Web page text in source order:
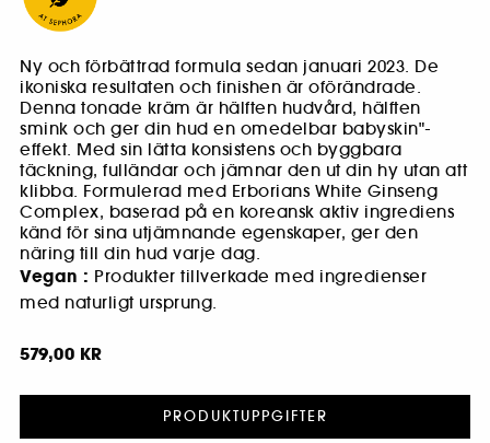
Ny och förbättrad formula sedan januari 2023. De
ikoniska resultaten och finishen är oförändrade.
Denna tonade kräm är hälften hudvård, hälften
smink och ger din hud en omedelbar babyskin"-
effekt. Med sin lätta konsistens och byggbara
täckning, fulländar och jämnar den ut din hy utan att
klibba. Formulerad med Erborians White Ginseng
Complex, baserad på en koreansk aktiv ingrediens
känd för sina utjämnande egenskaper, ger den
näring till din hud varje dag.
Vegan : Produkter tillverkade med ingredienser
med naturligt ursprung.
579,00 KR
PRODUKTUPPGIFTER